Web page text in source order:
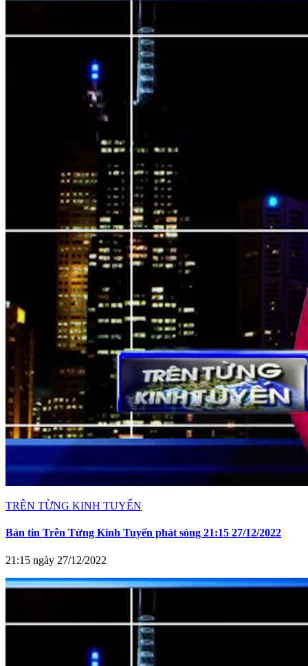
TRÊN TỪNG KINH TUYẾN
Bản tin Trên Từng Kinh Tuyến phát sóng 21:15 27/12/2022
21:15 ngày 27/12/2022